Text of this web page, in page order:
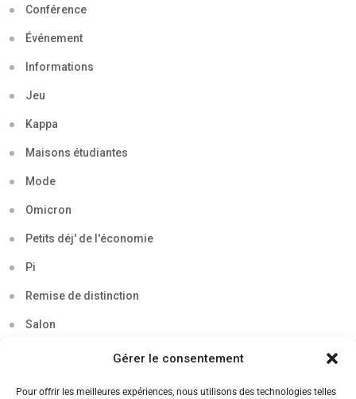
Gérer le consentement
Pour offrir les meilleures expériences, nous utilisons des technologies telles
Conférence
Événement
Informations
Jeu
Kappa
Maisons étudiantes
Mode
Omicron
Petits déj' de l'économie
Pi
Remise de distinction
Salon